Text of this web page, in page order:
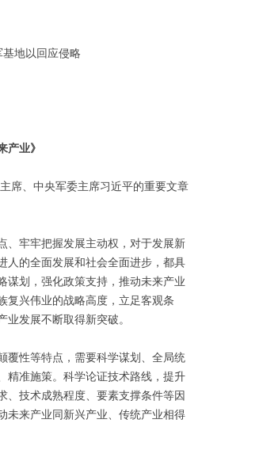
地以回应侵略
产业》
席、中央军委主席习近平的重要文章
、牢牢把握发展主动权，对于发展新
人的全面发展和社会全面进步，都具
谋划，强化政策支持，推动未来产业
复兴伟业的战略高度，立足客观条
发展不断取得新突破。
覆性等特点，需要科学谋划、全局统
精准施策。科学论证技术路线，提升
、技术成熟程度、要素支撑条件等因
未来产业同新兴产业、传统产业相得